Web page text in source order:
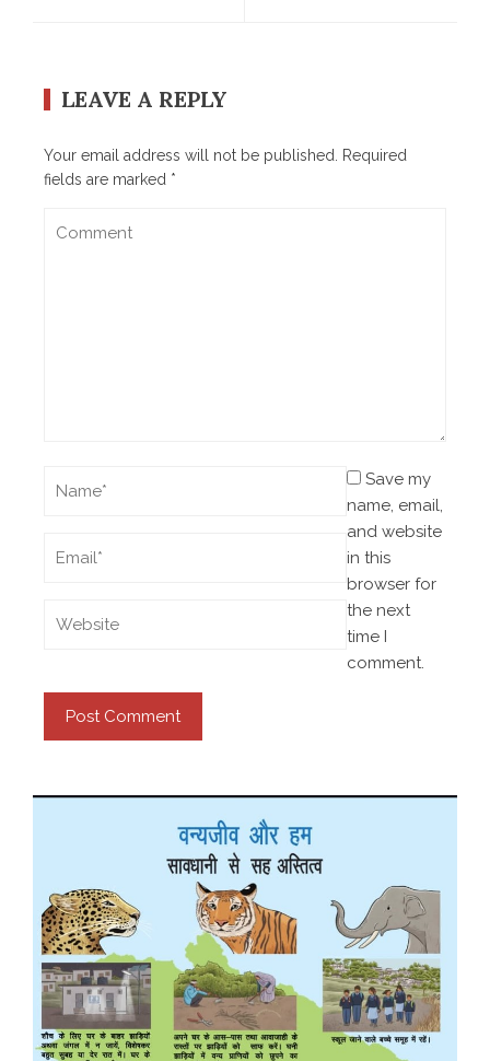
LEAVE A REPLY
Your email address will not be published.
Required
fields are marked *
Save my
name, email,
and website
in this
browser for
the next
time I
comment.